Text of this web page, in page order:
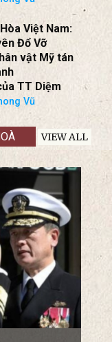
Việt Nam:
Đổ Vỡ
Thủ’ Đệ Nhất
cạnh TT
Vũ
Việt Nam:
Đổ Vỡ
vật Mỹ tán
TT Diệm
Vũ
VIEW ALL